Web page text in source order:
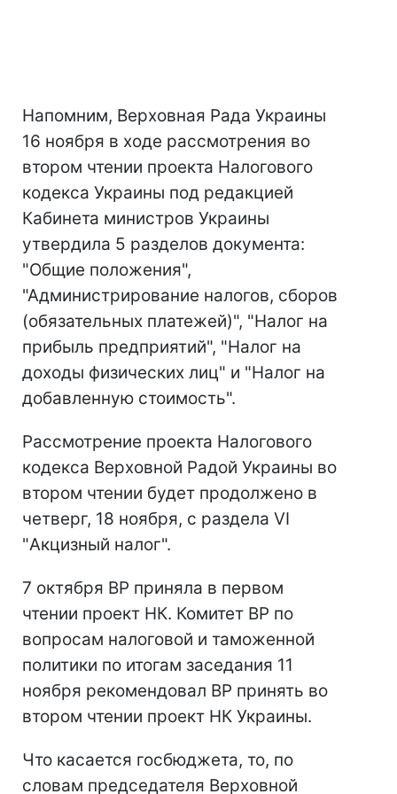
Напомним, Верховная Рада Украины
16 ноября в ходе рассмотрения во
втором чтении проекта Налогового
кодекса Украины под редакцией
Кабинета министров Украины
утвердила 5 разделов документа:
"Общие положения",
"Администрирование налогов, сборов
(обязательных платежей)", "Налог на
прибыль предприятий", "Налог на
доходы физических лиц" и "Налог на
добавленную стоимость".
Рассмотрение проекта Налогового
кодекса Верховной Радой Украины во
втором чтении будет продолжено в
четверг, 18 ноября, с раздела VI
"Акцизный налог".
7 октября ВР приняла в первом
чтении проект НК. Комитет ВР по
вопросам налоговой и таможенной
политики по итогам заседания 11
ноября рекомендовал ВР принять во
втором чтении проект НК Украины.
Что касается госбюджета, то, по
словам председателя Верховной